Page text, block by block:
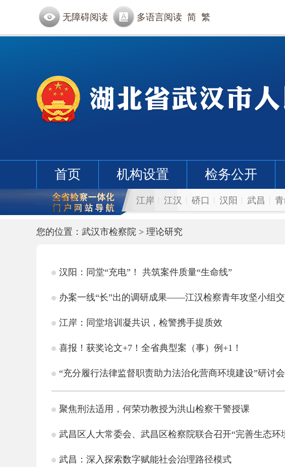
无障碍阅读 多语言阅读 简 繁
首页 机构设置 检务公开
江岸 江汉 硚口 汉阳 武昌
您的位置： 武汉市检察院 > 理论研究
汉阳：同堂“充电”！ 共筑案件质量“生命线”
办案一线“长”出的调研成果——江汉检察青年攻坚小组
江岸：同堂培训凝共识，检警携手提质效
喜报！获奖论文+7！全省典型案（事）例+1！
“充分履行法律监督职责助力法治化营商环境建设”研讨
聚焦刑法适用，何荣功教授为洪山检察干警授课
武昌区人大常委会、武昌区检察院联合召开“完善生态
武昌：深入探索数字赋能社会治理路径模式